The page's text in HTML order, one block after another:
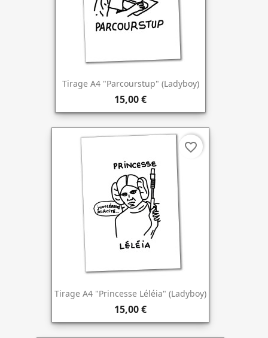
Tirage A4 "Parcourstup" (Ladyboy)
15,00 €
Tirage A4 "Princesse Léléia" (Ladyboy)
15,00 €
favorite_border